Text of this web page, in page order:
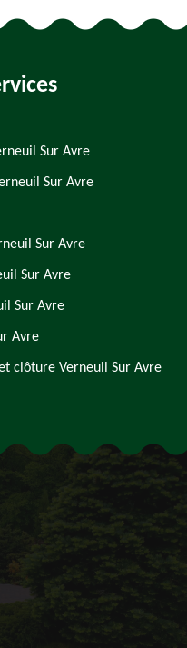
Sur Avre
Sur Avre
Sur Avre
Sur Avre
Sur Avre
Avre
clôture Verneuil Sur Avre